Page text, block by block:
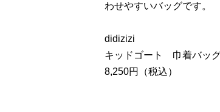
わせやすいバッグです。
didizizi
キッドゴート 巾着バッ
8,250円（税込）